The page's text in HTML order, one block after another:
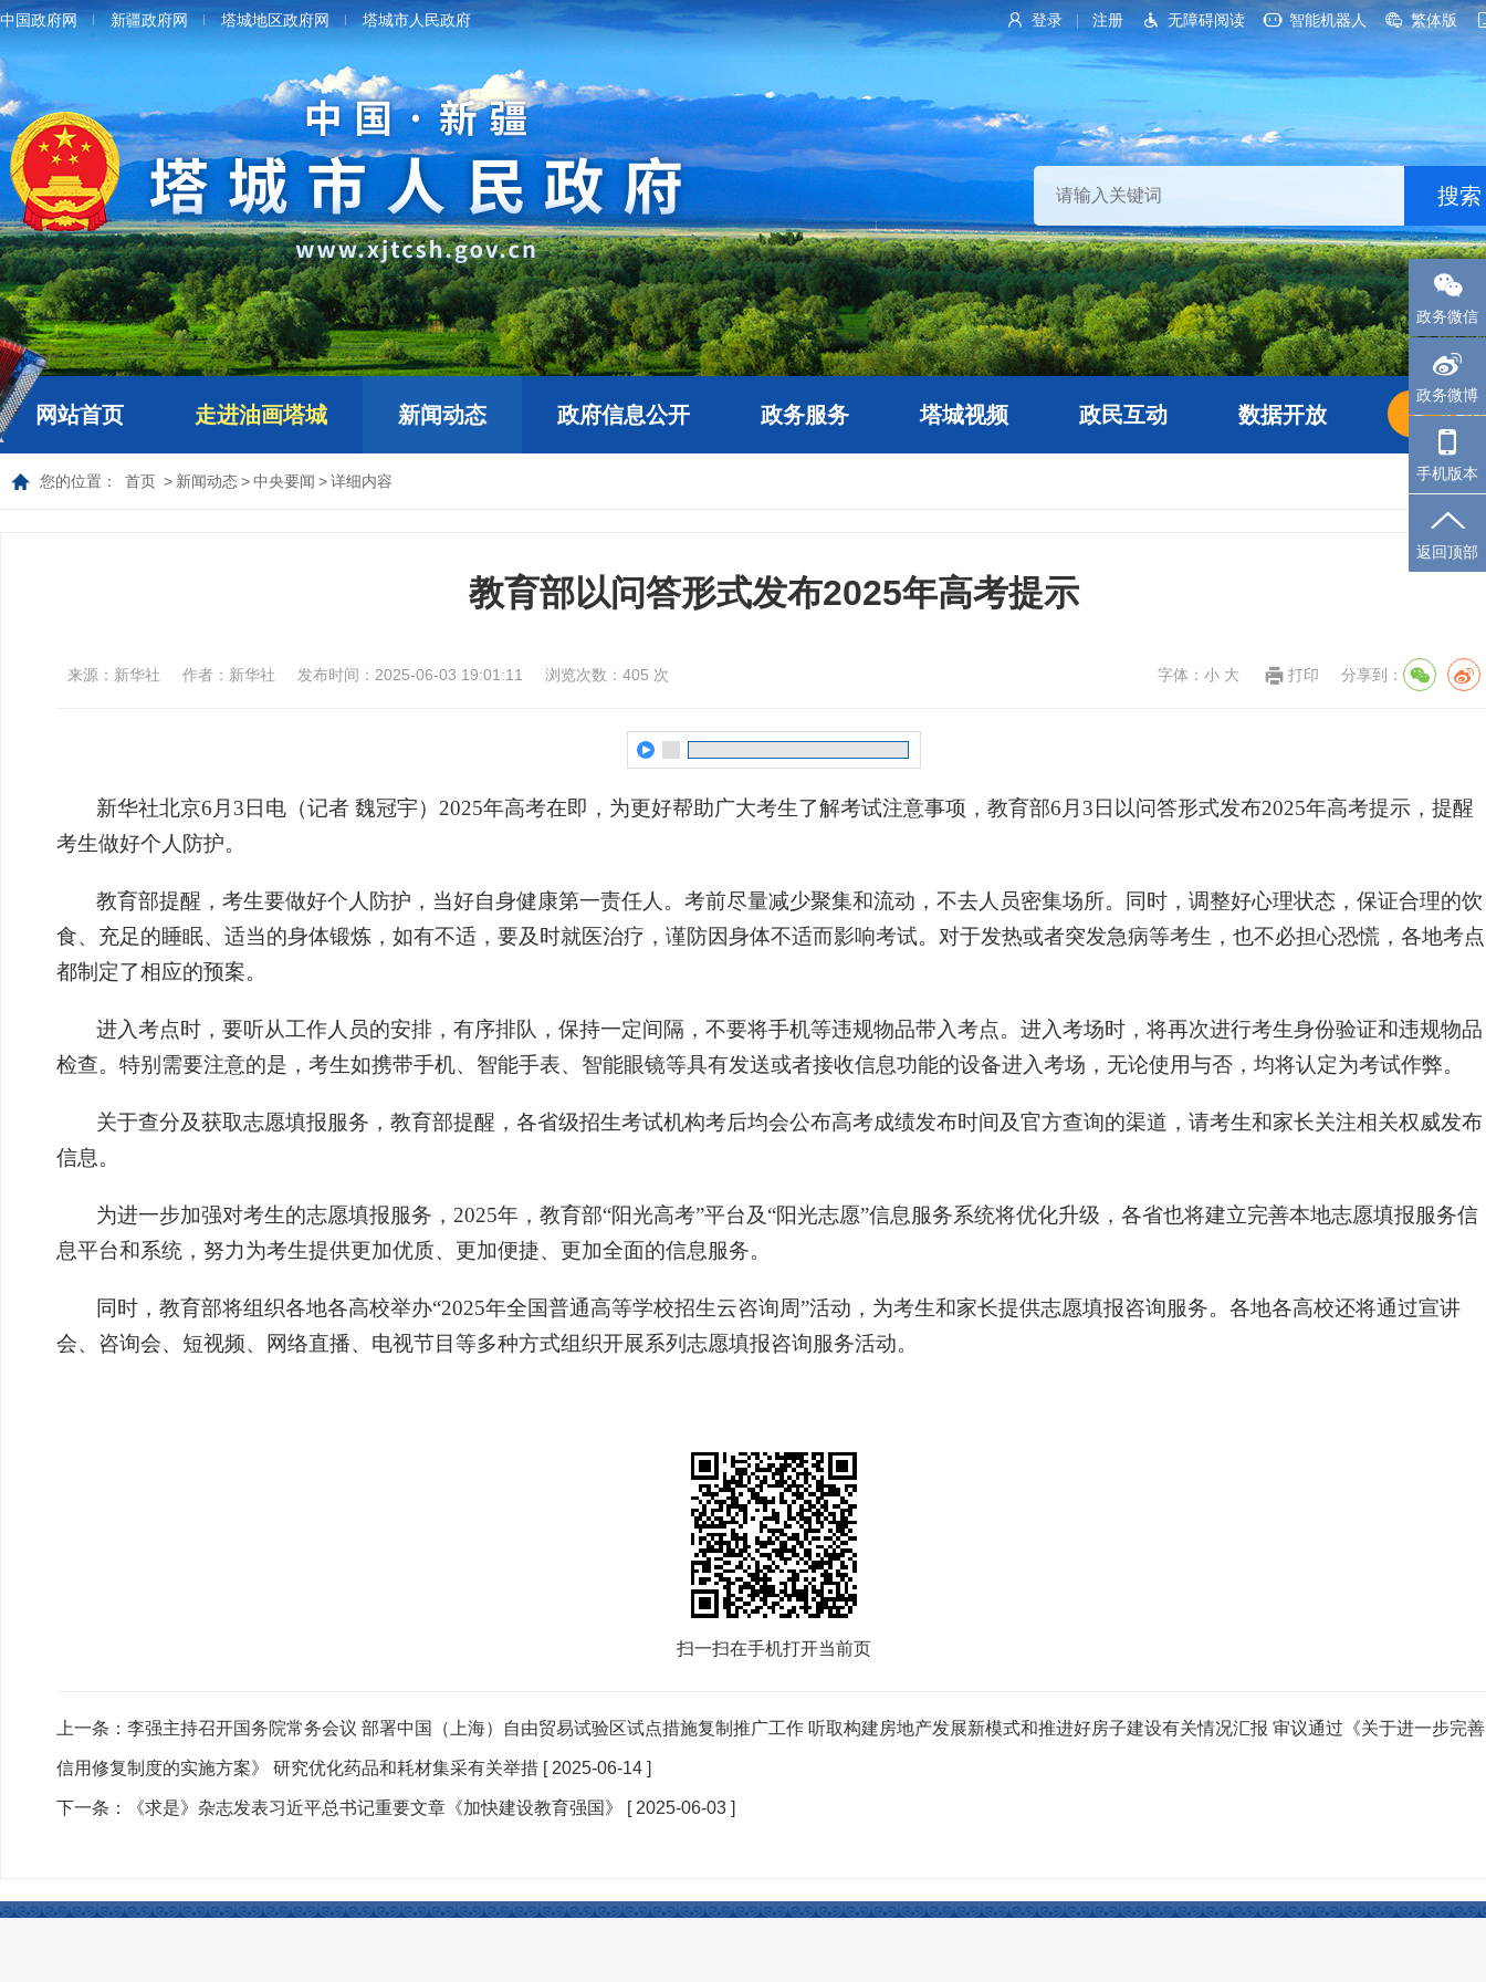
登录 注册 无障碍阅读 智能机器人 繁体版
中国政府网 新疆政府网 塔城地区政府网 塔城市人民政府
网站首页 走进油画塔城 新闻动态 政府信息公开 政务服务 塔城视频 政民互动 数据开放 长者
您的位置： 首页 > 新闻动态>中央要闻 >详细内容
教育部以问答形式发布2025年高考提示
来源：新华社 作者：新华社 发布时间：2025-06-03 19:01:11 浏览次数： 405 次 字体： 小 大 打印 分享到：
新华社北京6月3日电（记者 魏冠宇）2025年高考在即，为更好帮助广大考生了解考试注意事项，教育部6月3日以问答形式发布2025年高考提示，提醒
考生做好个人防护。
教育部提醒，考生要做好个人防护，当好自身健康第一责任人。考前尽量减少聚集和流动，不去人员密集场所。同时，调整好心理状态，保证合理的饮
食、充足的睡眠、适当的身体锻炼，如有不适，要及时就医治疗，谨防因身体不适而影响考试。对于发热或者突发急病等考生，也不必担心恐慌，各地考点
都制定了相应的预案。
进入考点时，要听从工作人员的安排，有序排队，保持一定间隔，不要将手机等违规物品带入考点。进入考场时，将再次进行考生身份验证和违规物品
检查。特别需要注意的是，考生如携带手机、智能手表、智能眼镜等具有发送或者接收信息功能的设备进入考场，无论使用与否，均将认定为考试作弊。
关于查分及获取志愿填报服务，教育部提醒，各省级招生考试机构考后均会公布高考成绩发布时间及官方查询的渠道，请考生和家长关注相关权威发布
信息。
为进一步加强对考生的志愿填报服务，2025年，教育部“阳光高考”平台及“阳光志愿”信息服务系统将优化升级，各省也将建立完善本地志愿填报服务信
息平台和系统，努力为考生提供更加优质、更加便捷、更加全面的信息服务。
同时，教育部将组织各地各高校举办“2025年全国普通高等学校招生云咨询周”活动，为考生和家长提供志愿填报咨询服务。各地各高校还将通过宣讲
会、咨询会、短视频、网络直播、电视节目等多种方式组织开展系列志愿填报咨询服务活动。
扫一扫在手机打开当前页
上一条： 李强主持召开国务院常务会议 部署中国（上海）自由贸易试验区试点措施复制推广工作 听取构建房地产发展新模式和推进好房子建设有关情况汇报 审议通过《关于进一步完善
信用修复制度的实施方案》 研究优化药品和耗材集采有关举措 [ 2025-06-14 ]
下一条： 《求是》杂志发表习近平总书记重要文章《加快建设教育强国》 [ 2025-06-03 ]
政务微信
政务微博
手机版本
返回顶部